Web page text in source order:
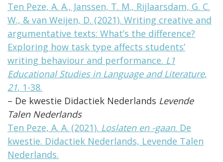
Ten Peze, A. A., Janssen, T. M., Rijlaarsdam, G. C.
W., & van Weijen, D. (2021). Writing creative and
argumentative texts: What’s the difference?
Exploring how task type affects students’
writing behaviour and performance. L1
Educational Studies in Language and Literature,
21, 1-38.
– De kwestie Didactiek Nederlands Levende
Talen Nederlands
Ten Peze, A. A. (2021). Loslaten en -gaan. De
kwestie. Didactiek Nederlands, Levende Talen
Nederlands.